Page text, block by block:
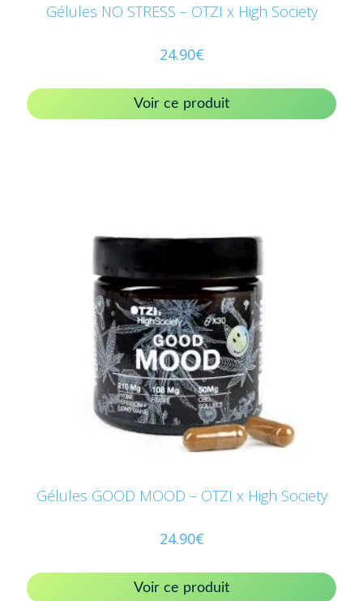
Gélules NO STRESS – ÖTZI x High Society
24.90€
Voir ce produit
Gélules GOOD MOOD – ÖTZI x High Society
24.90€
Voir ce produit